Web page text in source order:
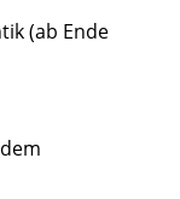
(ab Ende